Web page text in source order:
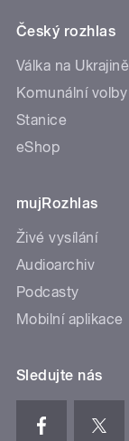
Český rozhlas
Válka na Ukrajině
Komunální volby
Stanice
eShop
mujRozhlas
Živé vysílání
Audioarchiv
Podcasty
Mobilní aplikace
Sledujte nás